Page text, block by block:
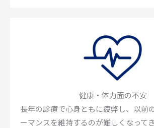
健康・体力面の不安
長年の診療で心身ともに疲弊し、以前
ーマンスを維持するのが難しくなってき